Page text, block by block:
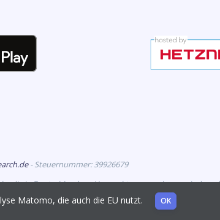
- Steuernummer: 39926679
die in Deutschland zur Vermarktung zugelassen sind, und
Matomo, die auch die EU nutzt. OK